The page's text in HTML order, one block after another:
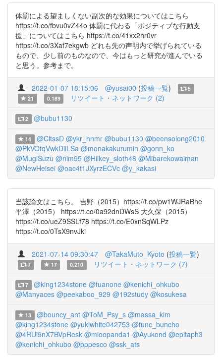
体罰による望ましくない副次的な効果についてはこちら
https://t.co/fbvu0vZ44o 体罰に代わる「ポジティブな行動支
援」についてはこちら https://t.co/41xx2hr0vr
https://t.co/3Xaf7ekgwb どれも先の声明内で挙げられている
もので、少し前のものなので、今はもっと研究が進んでいる
と思う。参考まで。
2022-01-07 18:15:06 @yusai00 (投稿一覧)
5
21
0.189 リツイート・ネットワーク (2)
2 @bubu1130
14 @CltssD @ykr_hnmr @bubu1130 @beensolong2010
@PkVOtqVwkDiiLSa @monakakurumin @gonn_ko
@MugiSuzu @nim95 @Hilkey_sloth48 @Mibarekowaiman
@NewHeisei @oac4t1JXyrzECVc @y_kakasi
当該論文はこちら。 吉野（2015）https://t.co/pw1WJRaBhe
平澤（2015） https://t.co/0a92dnDWsS 大久保（2015）
https://t.co/ueZ9SSLf78 https://t.co/E0xnSqWLPz
https://t.co/0TsX9nvJki
2021-07-14 09:30:47 @TakaMuto_Kyoto (投稿一覧)
7 17 0.210 リツイート・ネットワーク (7)
7 @king1234stone @fuanone @kenichi_ohkubo
@Manyaces @peekaboo_929 @192study @kosukesa
13 @bouncy_ant @ToM_Psy_s @massa_kim
@king1234stone @yukiwhite042753 @func_buncho
@4RUi9nX7BVpResk @mioopanda1 @Ayukond @epitaph3
@kenichi_ohkubo @pppesco @ssk_ats